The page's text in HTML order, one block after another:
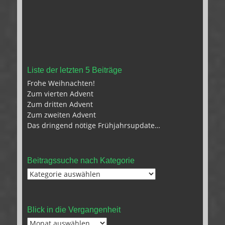
Liste der letzten 5 Beiträge
Frohe Weihnachten!
Zum vierten Advent
Zum dritten Advent
Zum zweiten Advent
Das dringend nötige Frühjahrsupdate…
Beitragssuche nach Kategorie
Beitragssuche
Blick in die Vergangenheit
Blick